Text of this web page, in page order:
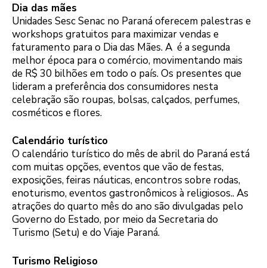
Dia das mães
Unidades Sesc Senac no Paraná oferecem palestras e
workshops gratuitos para maximizar vendas e
faturamento para o Dia das Mães. A é a segunda
melhor época para o comércio, movimentando mais
de R$ 30 bilhões em todo o país. Os presentes que
lideram a preferência dos consumidores nesta
celebração são roupas, bolsas, calçados, perfumes,
cosméticos e flores.
Calendário turístico
O calendário turístico do mês de abril do Paraná está
com muitas opções, eventos que vão de festas,
exposições, feiras náuticas, encontros sobre rodas,
enoturismo, eventos gastronômicos à religiosos.. As
atrações do quarto mês do ano são divulgadas pelo
Governo do Estado, por meio da Secretaria do
Turismo (Setu) e do Viaje Paraná.
Turismo Religioso